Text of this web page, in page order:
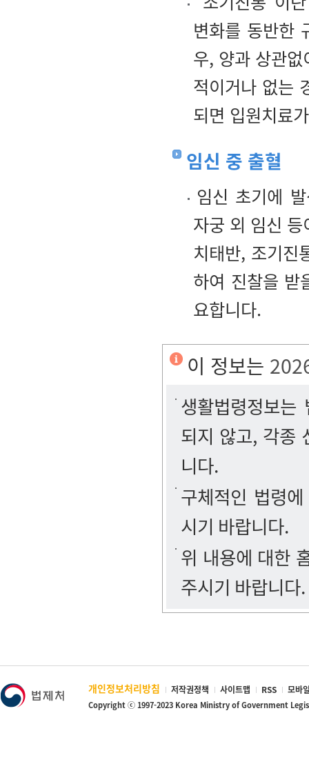
변화를 동반한
우, 양과 상관
적이거나 없는
되면 입원치료
임신 중 출혈
임신 초기에
자궁 외 임신
치태반, 조기진
하여 진찰을 받
요합니다.
이 정보는
생활법령정보
되지 않고, 각종
니다.
구체적인 법령
시기 바랍니다.
위 내용에 대한
주시기 바랍니다.
개인정보처리방침 저작권정책 사이트맵 RSS 모바
Copyright ⓒ 1997-2023 Korea Ministry of Government